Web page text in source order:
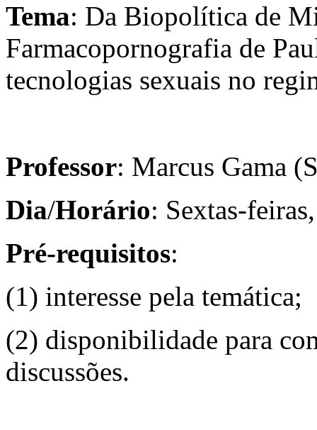
Tema: Da Biopolítica de
Farmacopornografia de
tecnologias sexuais no
Professor: Marcus Gama
Dia/Horário: Sextas-
Pré-requisitos:
(1) interesse pela temática;
(2) disponibilidade para
discussões.